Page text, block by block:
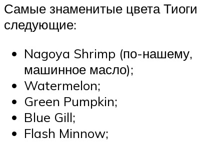
Самые знаменитые цвета Тиоги
следующие:
Nagoya Shrimp (по-нашему,
машинное масло);
Watermelon;
Green Pumpkin;
Blue Gill;
Flash Minnow;